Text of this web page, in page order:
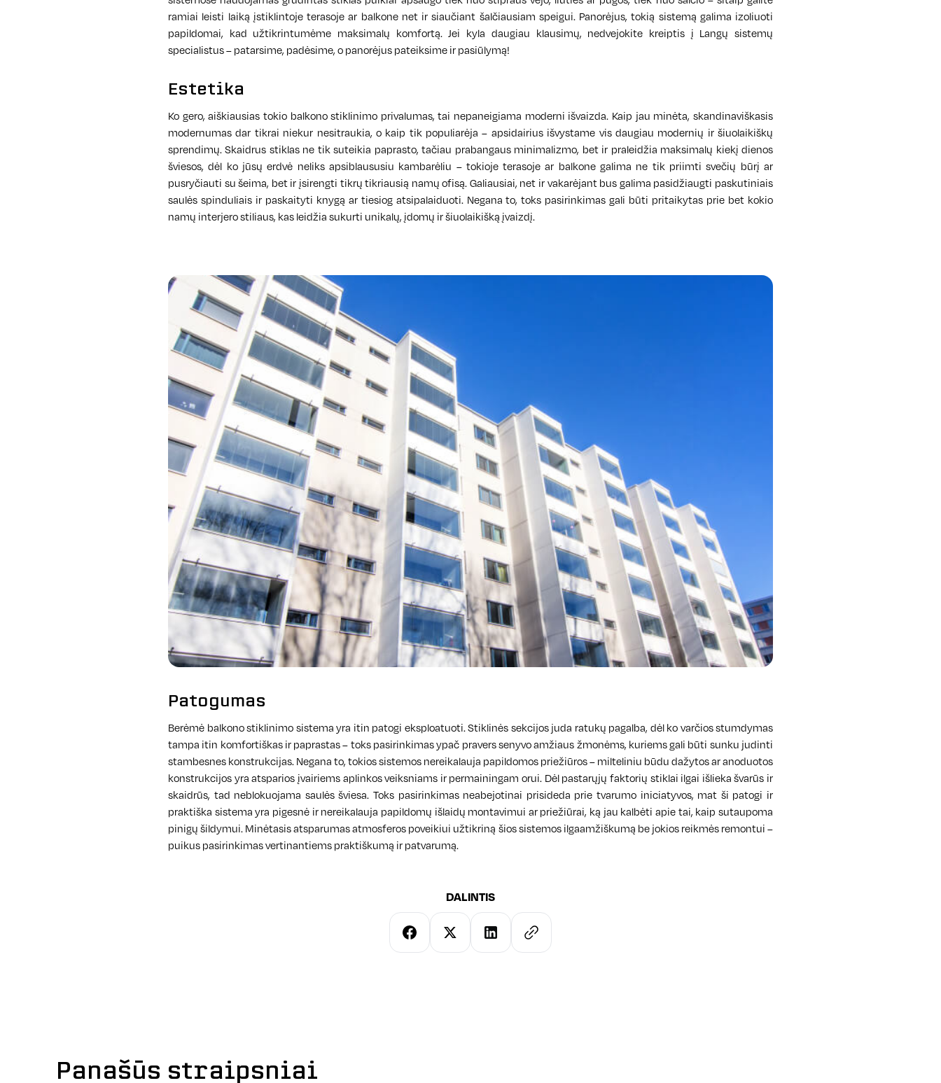
ramiai leisti laiką įstiklintoje terasoje ar balkone net ir siaučiant šalčiausiam speigui. Panorėjus, tokią sistemą galima izoliuoti
papildomai, kad užtikrintumėme maksimalų komfortą. Jei kyla daugiau klausimų, nedvejokite kreiptis į Langų sistemų
specialistus – patarsime, padėsime, o panorėjus pateiksime ir pasiūlymą!
Estetika
Ko gero, aiškiausias tokio balkono stiklinimo privalumas, tai nepaneigiama moderni išvaizda. Kaip jau minėta, skandinaviškasis
modernumas dar tikrai niekur nesitraukia, o kaip tik populiarėja – apsidairius išvystame vis daugiau modernių ir šiuolaikiškų
sprendimų. Skaidrus stiklas ne tik suteikia paprasto, tačiau prabangaus minimalizmo, bet ir praleidžia maksimalų kiekį dienos
šviesos, dėl ko jūsų erdvė neliks apsiblaususiu kambarėliu – tokioje terasoje ar balkone galima ne tik priimti svečių būrį ar
pusryčiauti su šeima, bet ir įsirengti tikrų tikriausią namų ofisą. Galiausiai, net ir vakarėjant bus galima pasidžiaugti paskutiniais
saulės spinduliais ir paskaityti knygą ar tiesiog atsipalaiduoti. Negana to, toks pasirinkimas gali būti pritaikytas prie bet kokio
namų interjero stiliaus, kas leidžia sukurti unikalų, įdomų ir šiuolaikišką įvaizdį.
Patogumas
Berėmė balkono stiklinimo sistema yra itin patogi eksploatuoti. Stiklinės sekcijos juda ratukų pagalba, dėl ko varčios stumdymas
tampa itin komfortiškas ir paprastas – toks pasirinkimas ypač pravers senyvo amžiaus žmonėms, kuriems gali būti sunku judinti
stambesnes konstrukcijas. Negana to, tokios sistemos nereikalauja papildomos priežiūros – milteliniu būdu dažytos ar anoduotos
konstrukcijos yra atsparios įvairiems aplinkos veiksniams ir permainingam orui. Dėl pastarųjų faktorių stiklai ilgai išlieka švarūs ir
skaidrūs, tad neblokuojama saulės šviesa. Toks pasirinkimas neabejotinai prisideda prie tvarumo iniciatyvos, mat ši patogi ir
praktiška sistema yra pigesnė ir nereikalauja papildomų išlaidų montavimui ar priežiūrai, ką jau kalbėti apie tai, kaip sutaupoma
pinigų šildymui. Minėtasis atsparumas atmosferos poveikiui užtikriną šios sistemos ilgaamžiškumą be jokios reikmės remontui –
puikus pasirinkimas vertinantiems praktiškumą ir patvarumą.
DALINTIS
Panašūs straipsniai